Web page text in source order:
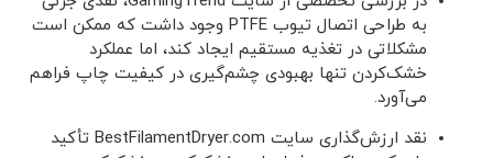
به طراحی اتصال تیوب PTFE وجود داشت که ممکن است
مشکلاتی در تغذیه مستقیم ایجاد کند، اما عملکرد
خشک‌کردن تنها بهبودی چشم‌گیری در کیفیت چاپ فراهم
می‌آورد.
نقد ارزش‌گذاری سایت BestFilamentDryer.com تأکید